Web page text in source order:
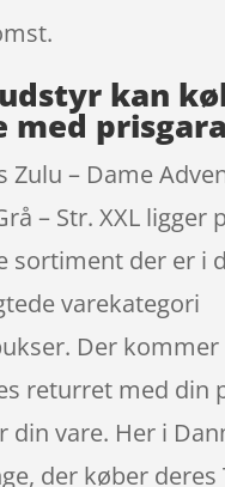
kan
med
Zulu – Dame
– Str. XXL ligger
sortiment der er i
varekategori
Der kommer
returret med din
din vare. Her i
der køber deres